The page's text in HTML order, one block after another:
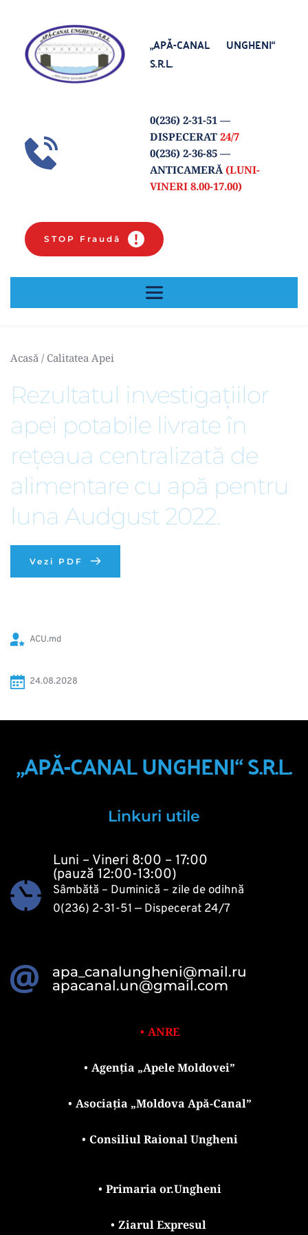
„APĂ-CANAL UNGHENI“
S.R.L.
0(236) 2-31-51 —
DISPECERAT 24/7
0(236) 2-36-85 —
ANTICAMERĂ (LUNI-
VINERI 8.00-17.00)
STOP Fraudă
Acasă / Calitatea Apei
Rezultatul investigațiilor
apei potabile livrate în
rețeaua centralizată de
alimentare cu apă pentru
luna Audgust 2022.
Vezi PDF
ACU.md
24.08.2028
„APĂ-CANAL UNGHENI“ S.R.L.
Linkuri utile
Luni – Vineri 8:00 – 17:00
(pauză 12:00-13:00)
Sâmbătă – Duminică – zile de odihnă
0(236) 2-31-51 — Dispecerat 24/7
apa_canalungheni@mail.ru
apacanal.un@gmail.com
ANRE
Agenția „Apele Moldovei”
Asociația „Moldova Apă-Canal”
Consiliul Raional Ungheni
Primaria or.Ungheni
Ziarul Expresul